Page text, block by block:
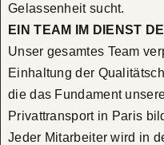
Gelassenheit sucht.
EIN TEAM IM DIENST
Unser gesamtes Team
Einhaltung der
die das Fundament
Privattransport in Paris
Jeder Mitarbeiter wird in